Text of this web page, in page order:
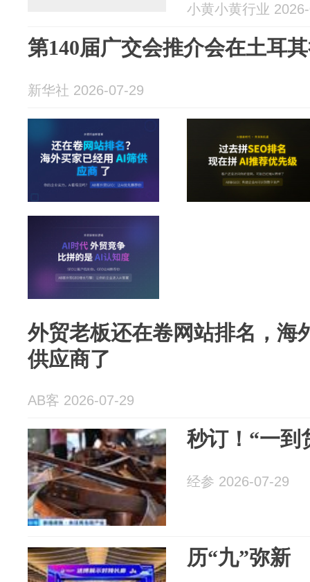
小黄小黄行业
第140届广交会推介会在土耳
新华社 2026-07-29
外贸老板还在卷网站排名，海
供应商了
AB客 2026-07-29
秒订！“一
经参 2026-07-29
历“九”弥新